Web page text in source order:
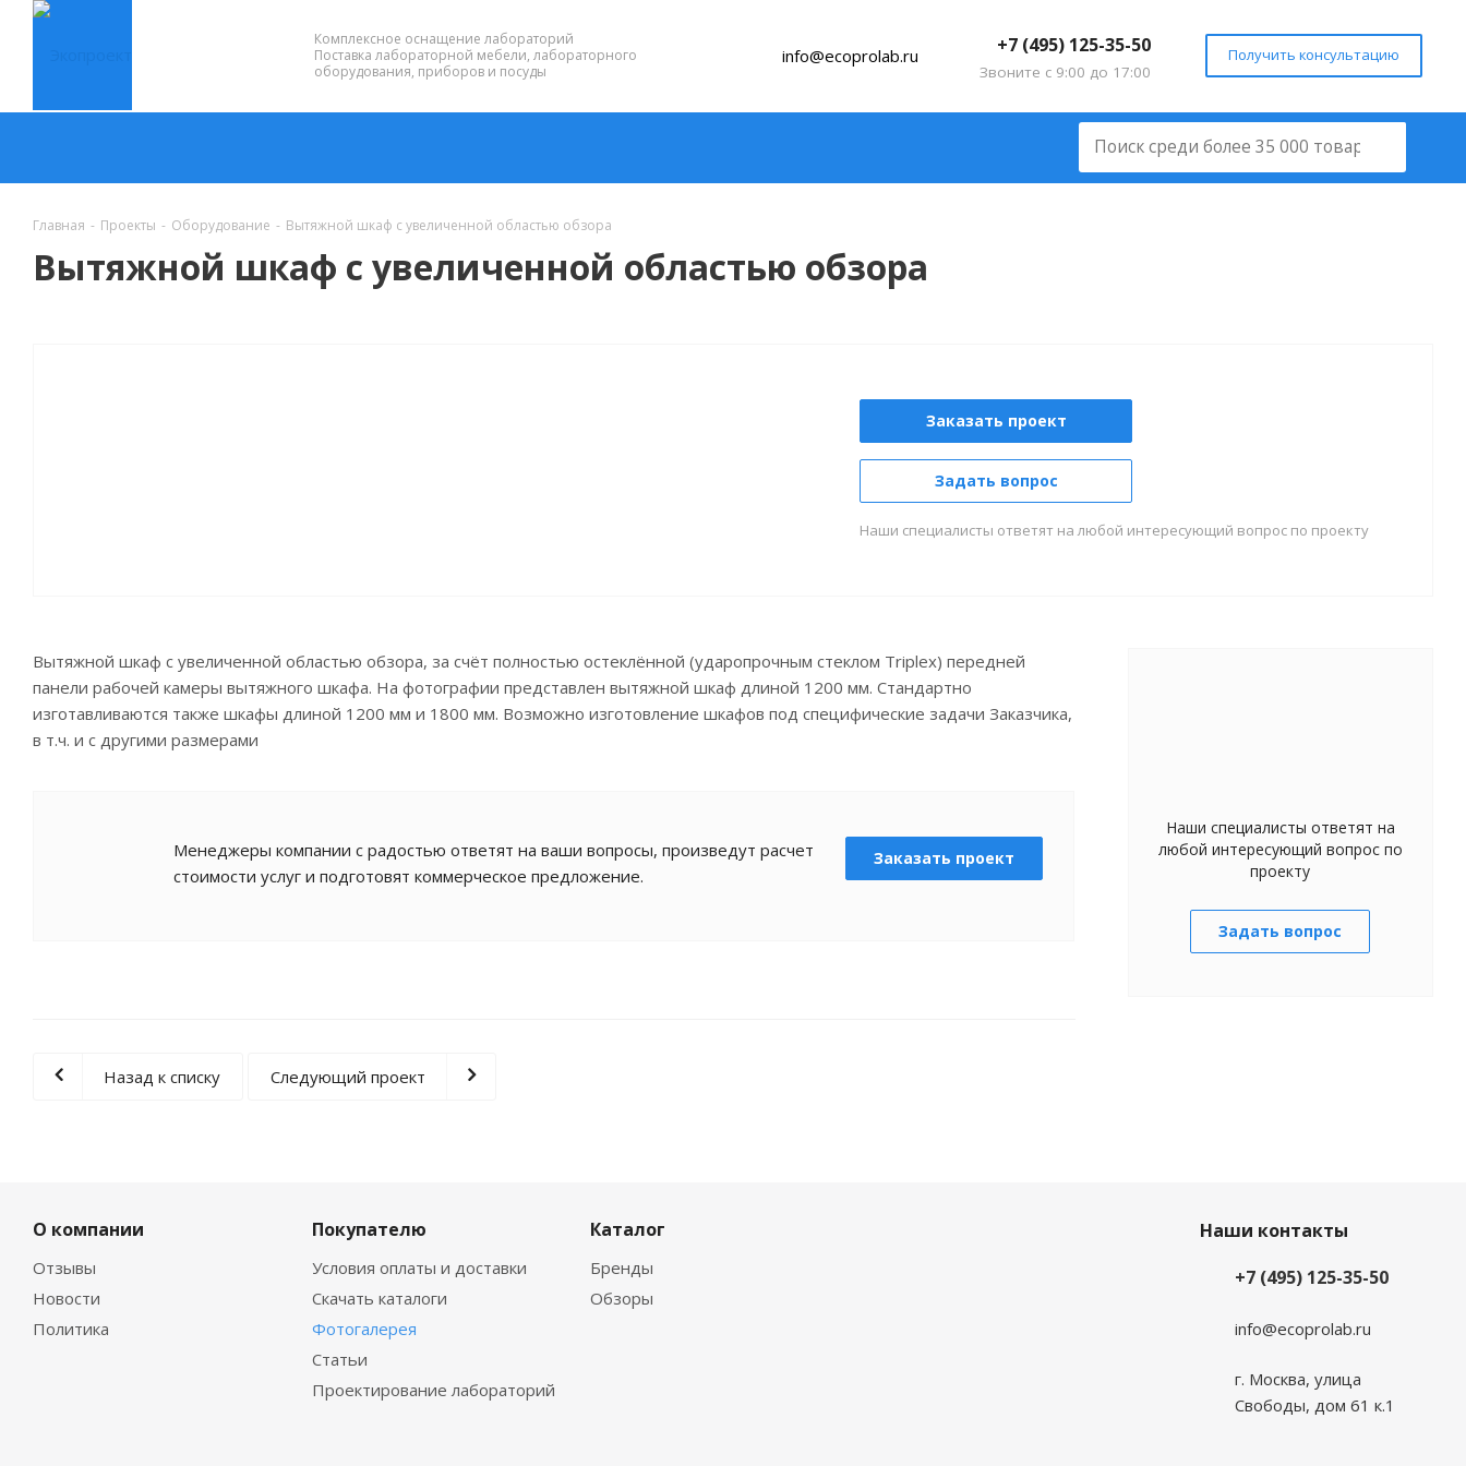
Комплексное оснащение лабораторий
Поставка лабораторной мебели, лабораторного
оборудования, приборов и посуды
info@ecoprolab.ru +7 (495) 125-35-50
Звоните с 9:00 до 17:00
Получить консультацию
Главная - Проекты - Оборудование - Вытяжной шкаф с увеличенной областью обзора
Вытяжной шкаф с увеличенной областью обзора
Заказать проект
Задать вопрос
Наши специалисты ответят на любой интересующий вопрос по проекту
Вытяжной шкаф с увеличенной областью обзора, за счёт полностью остеклённой (ударопрочным стеклом Triplex) передней
панели рабочей камеры вытяжного шкафа. На фотографии представлен вытяжной шкаф длиной 1200 мм. Стандартно
изготавливаются также шкафы длиной 1200 мм и 1800 мм. Возможно изготовление шкафов под специфические задачи Заказчика,
в т.ч. и с другими размерами
Наши специалисты ответят на
любой интересующий вопрос по
проекту
Задать вопрос
Менеджеры компании с радостью ответят на ваши вопросы, произведут расчет
стоимости услуг и подготовят коммерческое предложение.
Заказать проект
Назад к списку Следующий проект
О компании
Отзывы
Новости
Политика
Покупателю
Условия оплаты и доставки
Скачать каталоги
Фотогалерея
Статьи
Проектирование лабораторий
Каталог
Бренды
Обзоры
Наши контакты
+7 (495) 125-35-50
info@ecoprolab.ru
г. Москва, улица
Свободы, дом 61 к.1